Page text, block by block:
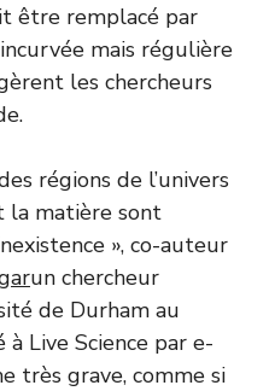
être remplacé par
mais régulière
les chercheurs
régions de l’univers
la matière sont
», co-auteur
un chercheur
de Durham au
à Live Science par e-
très grave, comme si